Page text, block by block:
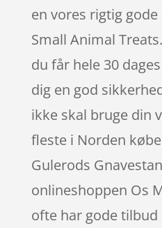
en vores rigtig
Small Animal
du får hele 30
dig en god
ikke skal bruge din
fleste i Norden
Gulerods
onlineshoppen Os
ofte har gode